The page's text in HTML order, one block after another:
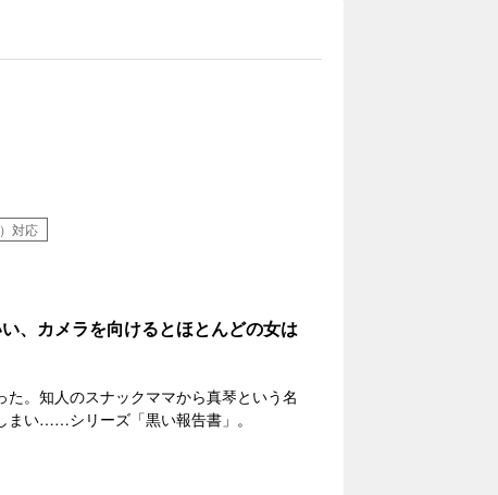
対応
、カメラを向けるとほとんどの女は
。知人のスナックママから真琴という名
まい……シリーズ「黒い報告書」。